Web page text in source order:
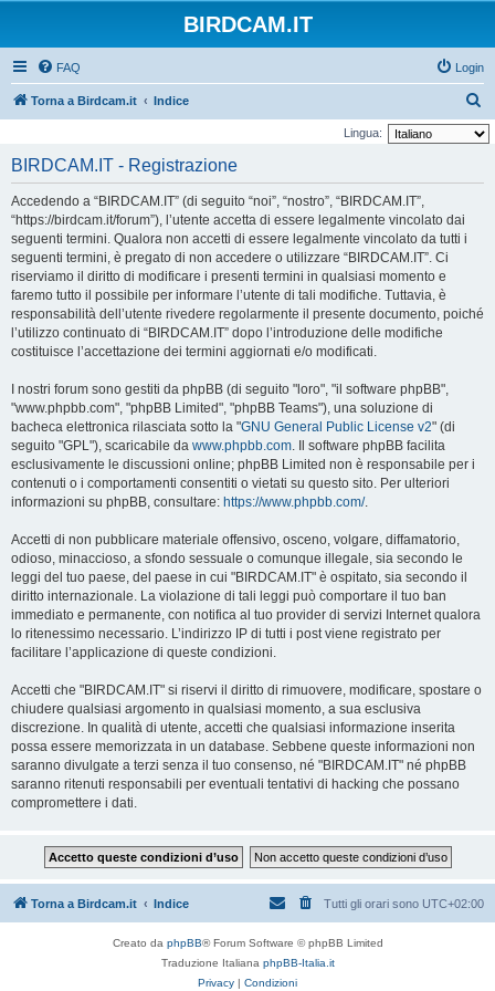
BIRDCAM.IT
FAQ Login
Torna a Birdcam.it Indice
e
Lingua:
BIRDCAM.IT - Registrazione
Accedendo a “BIRDCAM.IT” (di seguito “noi”, “nostro”, “BIRDCAM.IT”,
“https://birdcam.it/forum”), l’utente accetta di essere legalmente vincolato dai
seguenti termini. Qualora non accetti di essere legalmente vincolato da tutti i
seguenti termini, è pregato di non accedere o utilizzare “BIRDCAM.IT”. Ci
riserviamo il diritto di modificare i presenti termini in qualsiasi momento e
faremo tutto il possibile per informare l’utente di tali modifiche. Tuttavia, è
responsabilità dell’utente rivedere regolarmente il presente documento, poiché
l’utilizzo continuato di “BIRDCAM.IT” dopo l’introduzione delle modifiche
costituisce l’accettazione dei termini aggiornati e/o modificati.
I nostri forum sono gestiti da phpBB (di seguito "loro", "il software phpBB",
"www.phpbb.com", "phpBB Limited", "phpBB Teams"), una soluzione di
bacheca elettronica rilasciata sotto la "GNU General Public License v2" (di
seguito "GPL"), scaricabile da www.phpbb.com. Il software phpBB facilita
esclusivamente le discussioni online; phpBB Limited non è responsabile per i
contenuti o i comportamenti consentiti o vietati su questo sito. Per ulteriori
informazioni su phpBB, consultare: https://www.phpbb.com/.
Accetti di non pubblicare materiale offensivo, osceno, volgare, diffamatorio,
odioso, minaccioso, a sfondo sessuale o comunque illegale, sia secondo le
leggi del tuo paese, del paese in cui "BIRDCAM.IT" è ospitato, sia secondo il
diritto internazionale. La violazione di tali leggi può comportare il tuo ban
immediato e permanente, con notifica al tuo provider di servizi Internet qualora
lo ritenessimo necessario. L’indirizzo IP di tutti i post viene registrato per
facilitare l’applicazione di queste condizioni.
Accetti che "BIRDCAM.IT" si riservi il diritto di rimuovere, modificare, spostare o
chiudere qualsiasi argomento in qualsiasi momento, a sua esclusiva
discrezione. In qualità di utente, accetti che qualsiasi informazione inserita
possa essere memorizzata in un database. Sebbene queste informazioni non
saranno divulgate a terzi senza il tuo consenso, né "BIRDCAM.IT" né phpBB
saranno ritenuti responsabili per eventuali tentativi di hacking che possano
compromettere i dati.
Torna a Birdcam.it Indice Tutti gli orari sono UTC+02:00
Creato da phpBB® Forum Software © phpBB Limited
Traduzione Italiana phpBB-Italia.it
Privacy | Condizioni